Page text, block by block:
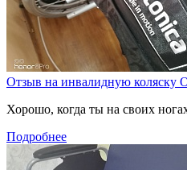
Отзыв на инвалидную коляску
Хорошо, когда ты на своих
Подробнее